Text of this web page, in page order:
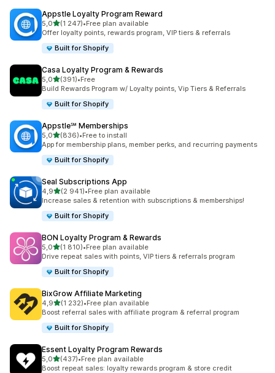
Appstle Loyalty Program Reward
5,0av 5 stjerner
(1 247)
Totalt 1247 omtaler
•Free plan available
Offer loyalty points, rewards program, VIP tiers & referrals
Built for Shopify
Casa Loyalty Program & Rewards
5,0av 5 stjerner
(391)
Totalt 391 omtaler
•Free
Build Rewards Program w/ Loyalty points, Vip Tiers & Referrals
Built for Shopify
Appstle℠ Memberships
5,0av 5 stjerner
(836)
Totalt 836 omtaler
•Free to install
App for membership plans, member perks, and recurring payments
Built for Shopify
Seal Subscriptions App
4,9av 5 stjerner
(2 941)
Totalt 2941 omtaler
•Free plan available
Increase sales & retention with subscriptions & memberships!
Built for Shopify
BON Loyalty Program & Rewards
5,0av 5 stjerner
(1 810)
Totalt 1810 omtaler
•Free plan available
Drive repeat sales with points, VIP tiers & referrals program
Built for Shopify
BixGrow Affiliate Marketing
4,9av 5 stjerner
(1 232)
Totalt 1232 omtaler
•Free plan available
Boost referral sales with affiliate program & referral program
Built for Shopify
Essent Loyalty Program Rewards
5,0av 5 stjerner
(437)
Totalt 437 omtaler
•Free plan available
Boost repeat sales: loyalty rewards program & store credit